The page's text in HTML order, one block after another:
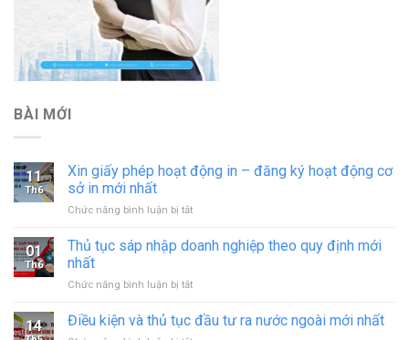
BÀI MỚI
11
Th6
Xin giấy phép hoạt động in – đăng ký hoạt động cơ
sở in mới nhất
Chức năng bình luận bị tắtở
động
–
01
Th6
Thủ tục sáp nhập doanh nghiệp theo quy định mới
nhất
Chức năng bình luận bị tắtở
tục
14 Điều kiện và thủ tục đầu tư ra nước ngoài mới nhất